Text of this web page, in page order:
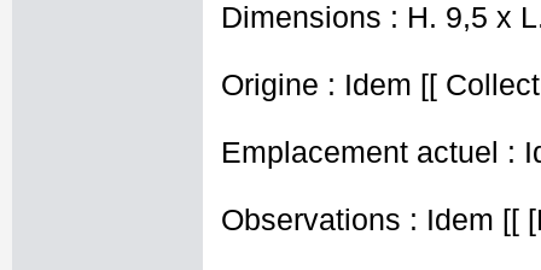
Dimensions : H. 9,5 x
Origine : Idem [[
Emplacement actuel :
Observations : Idem [[